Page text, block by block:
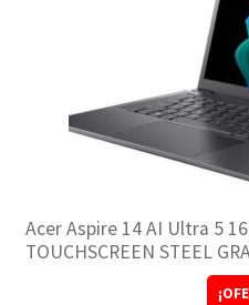
Acer Aspire 14 AI Ultra 5
TOUCHSCREEN STEEL